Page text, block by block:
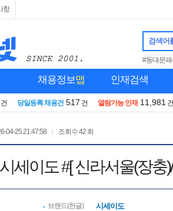
항
검색어
#동대문
채용정보맵 인재검색
건 당일등록 채용건 517 건 열람가능 인재 11,981 건
04-25 21:47:58 조회수42 회
세이도 #[ 신라서울(장충
브랜드(한글) 시세이도